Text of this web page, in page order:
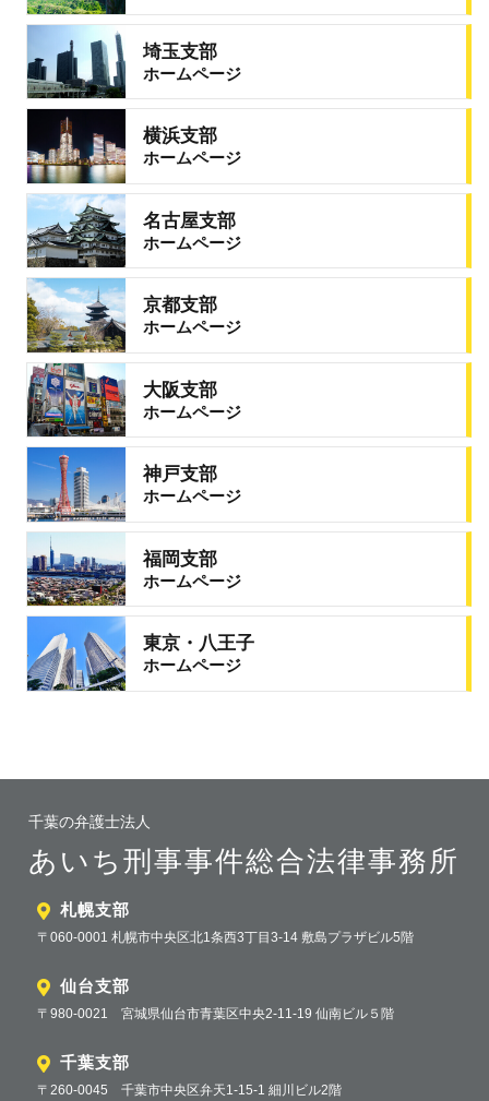
埼玉支部
ホームページ
横浜支部
ホームページ
名古屋支部
ホームページ
京都支部
ホームページ
大阪支部
ホームページ
神戸支部
ホームページ
福岡支部
ホームページ
東京・八王子
ホームページ
千葉の弁護士法人
あいち刑事事件総合法律事務所
札幌支部
〒060-0001 札幌市中央区北1条西3丁目3-14 敷島プラザビル5階
仙台支部
〒980-0021 宮城県仙台市青葉区中央2-11-19 仙南ビル５階
千葉支部
〒260-0045 千葉市中央区弁天1-15-1 細川ビル2階